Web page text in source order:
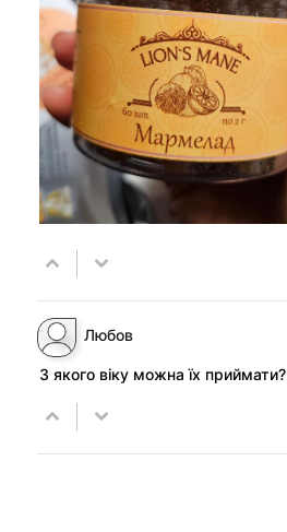
Любов
З якого віку можна їх приймати?